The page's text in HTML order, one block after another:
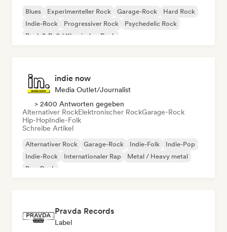
Blues Experimenteller Rock Garage-Rock
Hard Rock
Indie-Rock
Progressiver Rock
Psychedelic Rock
Rock & Roll / Klassischer Rock
indie now
Media Outlet/Journalist
> 2400 Antworten gegeben
Alternativer RockElektronischer RockGarage-Rock
Hip-HopIndie-Folk
Schreibe Artikel
Alternativer Rock Garage-Rock Indie-Folk
Indie-Pop
Indie-Rock
Internationaler Rap
Metal / Heavy metal
Pop-Rock
Pravda Records
Label